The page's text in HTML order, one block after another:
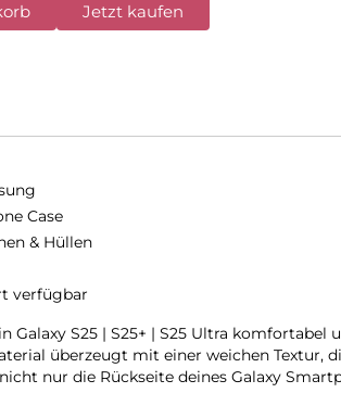
Jetzt kaufen
Case
& Hüllen
verfügbar
Galaxy S25 | S25+ | S25 Ultra komfortabel
überzeugt mit einer weichen Textur,
nur die Rückseite deines Galaxy